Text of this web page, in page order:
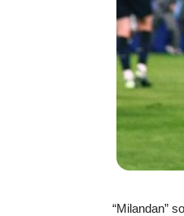
“Milandan”